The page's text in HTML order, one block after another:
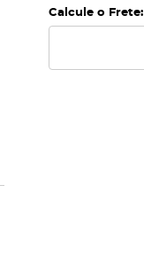
Calcule o Frete: